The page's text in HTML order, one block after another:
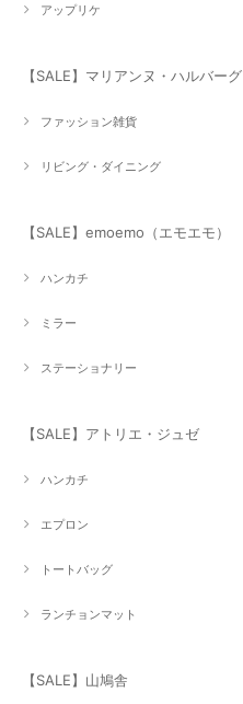
アップリケ
【SALE】マリアンヌ・ハルバーグ
ファッション雑貨
リビング・ダイニング
【SALE】emoemo（エモエモ）
ハンカチ
ミラー
ステーショナリー
【SALE】アトリエ・ジュゼ
ハンカチ
エプロン
トートバッグ
ランチョンマット
【SALE】山鳩舎